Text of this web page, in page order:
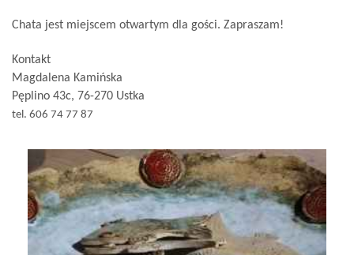
Chata jest miejscem otwartym dla gości. Zapraszam!
Kontakt
Magdalena Kamińska
Pęplino 43c, 76-270 Ustka
tel. 606 74 77 87